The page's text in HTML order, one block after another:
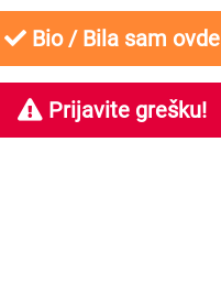
Bio / Bila sam ovde
Prijavite grešku!